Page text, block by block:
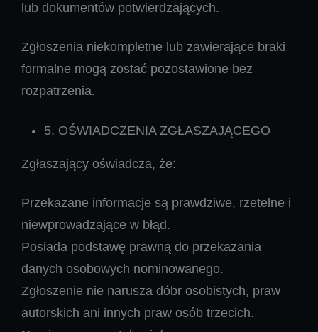
lub dokumentów potwierdzających.
Zgłoszenia niekompletne lub zawierające braki
formalne mogą zostać pozostawione bez
rozpatrzenia.
5. OŚWIADCZENIA ZGŁASZAJĄCEGO
Zgłaszający oświadcza, że:
Przekazane informacje są prawdziwe, rzetelne i
niewprowadzające w błąd.
Posiada podstawę prawną do przekazania
danych osobowych nominowanego.
Zgłoszenie nie narusza dóbr osobistych, praw
autorskich ani innych praw osób trzecich.